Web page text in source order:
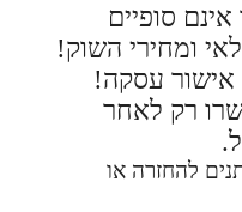
סופיים
ומחירי השוק!
אישור עסקה!
רק לאחר
להחזרה או